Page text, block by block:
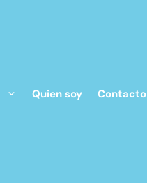
Quien soy Contacto